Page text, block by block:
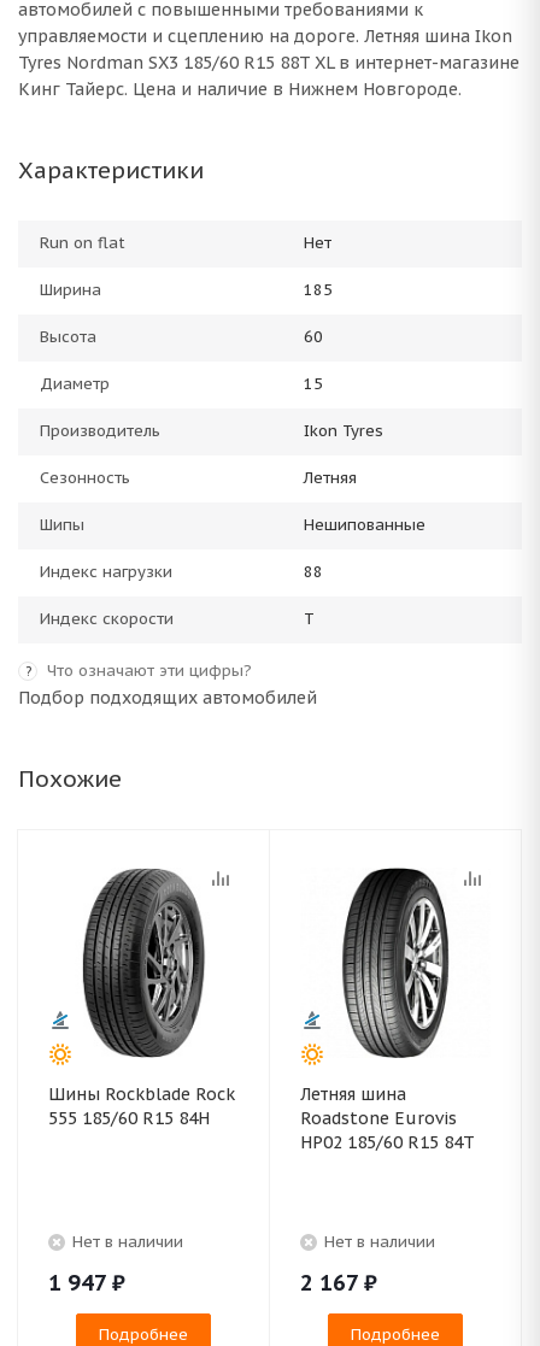
автомобилей с повышенными требованиями к
управляемости и сцеплению на дороге. Летняя шина Ikon
Tyres Nordman SX3 185/60 R15 88T XL в интернет-магазине
Кинг Тайерс. Цена и наличие в Нижнем Новгороде.
Характеристики
Run on flat Нет
Ширина 185
Высота 60
Диаметр 15
Производитель Ikon Tyres
Сезонность Летняя
Шипы Нешипованные
Индекс нагрузки 88
Индекс скорости T
? Что означают эти цифры?
Подбор подходящих автомобилей
Похожие
Шины Rockblade Rock
555 185/60 R15 84H
Нет в наличии
1 947 ₽
Подробнее
Летняя шина
Roadstone Eurovis
HP02 185/60 R15 84T
Нет в наличии
2 167 ₽
Подробнее